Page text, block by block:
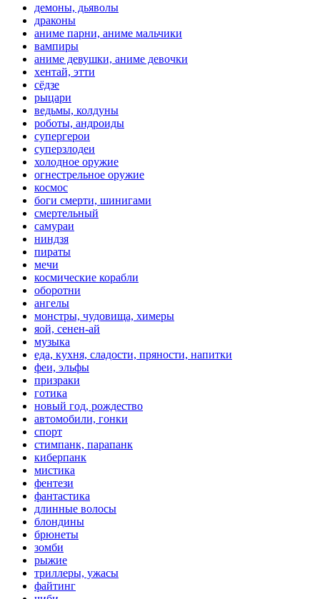
демоны, дьяволы
драконы
аниме парни, аниме мальчики
вампиры
аниме девушки, аниме девочки
хентай, этти
сёдзе
рыцари
ведьмы, колдуны
роботы, андроиды
супергерои
суперзлодеи
холодное оружие
огнестрельное оружие
космос
боги смерти, шинигами
смертельный
самураи
ниндзя
пираты
мечи
космические корабли
оборотни
ангелы
монстры, чудовища, химеры
яой, сенен-ай
музыка
еда, кухня, сладости, пряности, напитки
феи, эльфы
призраки
готика
новый год, рождество
автомобили, гонки
спорт
стимпанк, парапанк
киберпанк
мистика
фентези
фантастика
длинные волосы
блондины
брюнеты
зомби
рыжие
триллеры, ужасы
файтинг